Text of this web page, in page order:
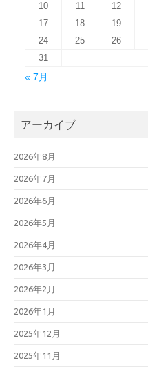
10
11 12
17
18 19
24
25 26
31
« 7月
アーカイブ
2026年8月
2026年7月
2026年6月
2026年5月
2026年4月
2026年3月
2026年2月
2026年1月
2025年12月
2025年11月